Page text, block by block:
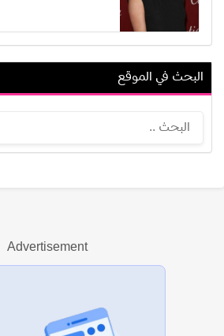
دومينيك حوراني
عرض الكل
البحث في الموقع
Advertisement